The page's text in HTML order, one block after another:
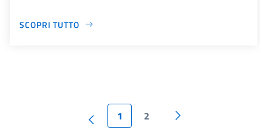
SCOPRI TUTTO
1 2